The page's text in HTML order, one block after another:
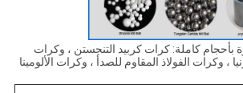
بأحجام كاملة: كرات كربيد التنجستن ، وكرات
، وكرات الفولاذ المقاوم للصدأ ، وكرات الألومينا